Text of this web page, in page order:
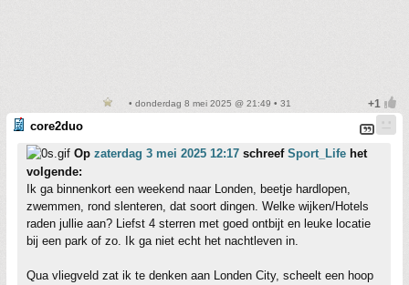
• donderdag 8 mei 2025 @ 21:49 • 31
core2duo
Op zaterdag 3 mei 2025 12:17 schreef Sport_Life het
volgende:
Ik ga binnenkort een weekend naar Londen, beetje hardlopen,
zwemmen, rond slenteren, dat soort dingen. Welke wijken/Hotels
raden jullie aan? Liefst 4 sterren met goed ontbijt en leuke locatie
bij een park of zo. Ik ga niet echt het nachtleven in.
Qua vliegveld zat ik te denken aan Londen City, scheelt een hoop